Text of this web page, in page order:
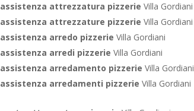
assistenza attrezzatura pizzerie Villa Gordiani
assistenza attrezzature pizzerie Villa Gordiani
assistenza arredo pizzerie Villa Gordiani
assistenza arredi pizzerie Villa Gordiani
assistenza arredamento pizzerie Villa Gordiani
assistenza arredamenti pizzerie Villa Gordiani